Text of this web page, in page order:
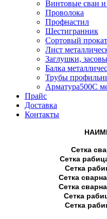
Винтовые сваи и
Проволока
Профнастил
Шестигранник
Сортовый прокат
Лист
Заглушки,
Балка
Трубы
Арматура500С
Прайс
Доставка
Контакты
Сетка
Сетка
Сетка
Сетка
Сетка
Сетка
Сетка